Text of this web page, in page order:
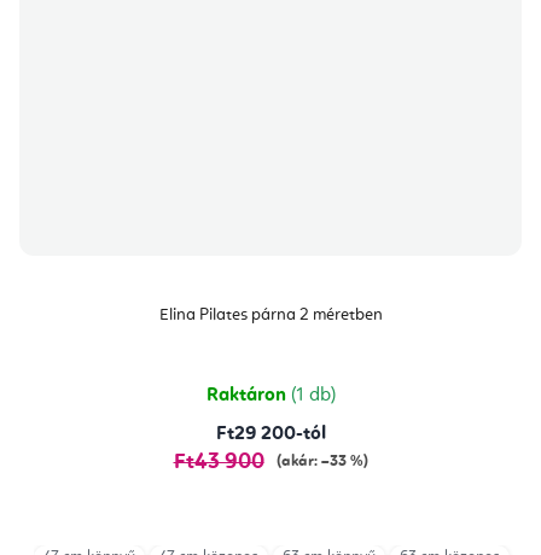
Elina Pilates párna 2 méretben
Raktáron (1 db)
Ft29 200-tól
Ft43 900 (akár: –33 %)